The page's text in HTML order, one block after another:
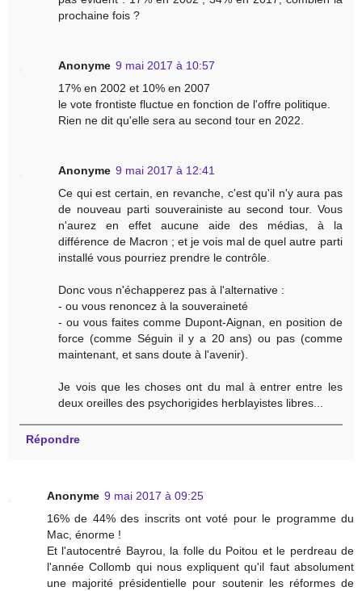
prochaine fois ?
Anonyme 9 mai 2017 à 10:57
17% en 2002 et 10% en 2007
le vote frontiste fluctue en fonction de l'offre politique.
Rien ne dit qu'elle sera au second tour en 2022.
Anonyme 9 mai 2017 à 12:41
Ce qui est certain, en revanche, c'est qu'il n'y aura pas
de nouveau parti souverainiste au second tour. Vous
n'aurez en effet aucune aide des médias, à la
différence de Macron ; et je vois mal de quel autre parti
installé vous pourriez prendre le contrôle.
Donc vous n'échapperez pas à l'alternative :
- ou vous renoncez à la souveraineté
- ou vous faites comme Dupont-Aignan, en position de
force (comme Séguin il y a 20 ans) ou pas (comme
maintenant, et sans doute à l'avenir).
Je vois que les choses ont du mal à entrer entre les
deux oreilles des psychorigides herblayistes libres...
Répondre
Anonyme 9 mai 2017 à 09:25
16% de 44% des inscrits ont voté pour le programme du
Mac, énorme !
Et l'autocentré Bayrou, la folle du Poitou et le perdreau de
l'année Collomb qui nous expliquent qu'il faut absolument
une majorité présidentielle pour soutenir les réformes de